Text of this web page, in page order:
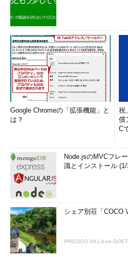
きたい」（田籠氏）
一方、Fluentd開発プロジェクトに
は、これまでの同社のLinux、
への取り組みと変わらないと、下垣
「オープンソースソフトウェアを
質向上の余地やトラブル対応に関し
チを書いたり、コミュニティに還元
たプロダクトに育てていきたい。当
め、不具合を初めて見つけて対応
下垣氏と田籠氏は、そろってオー
における日本の特殊性を口にする。
日本では商用、オープンソースい
ITを活用する際には、システムイン
がほとんどだ。ユーザー企業が自ら
ースは、米国などに比べると少ない
ンソースソフトウェアについては導
る。例えばFluentdに着目したシス
Google Chromeの「拡張機能」と
は？
祝
償
C
Node.jsのMVCフレ
識とインストール (1/
シェア別荘「COCO
PR(COCO VILLA on